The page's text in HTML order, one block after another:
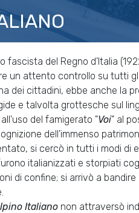
fascista del Regno d'Italia
un attento controllo su tutti
dei cittadini, ebbe anche la
e talvolta grottesche sul
del famigerato "Voi" al
dell'immenso
si cercò in tutti i modi di
italianizzati e storpiati
di confine; si arrivò a bandire
Italiano non attraversò